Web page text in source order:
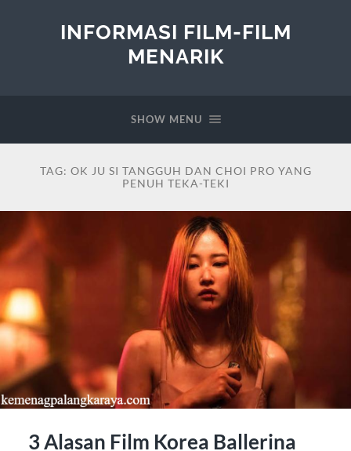
INFORMASI FILM-FILM
MENARIK
SHOW MENU
TAG: OK JU SI TANGGUH DAN CHOI PRO YANG
PENUH TEKA-TEKI
3 Alasan Film Korea Ballerina